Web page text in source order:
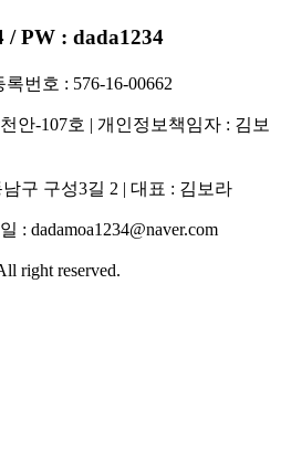
/ PW : dada1234
번호 : 576-16-00662
안-107호 | 개인정보책임자 : 김보
구 구성3길 2 | 대표 : 김보라
: dadamoa1234@naver.com
right reserved.